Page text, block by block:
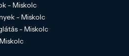
- Miskolc
- Miskolc
- Miskolc